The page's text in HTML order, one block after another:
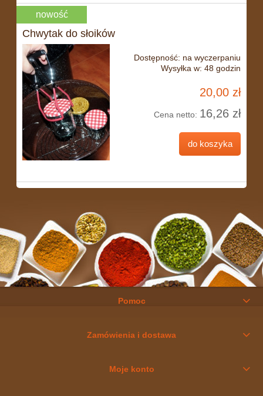
Chwytak do słoików
Dostępność: na wyczerpaniu
Wysyłka w: 48 godzin
20,00 zł
Cena netto: 16,26 zł
do koszyka
nowość
Pomoc
Zamówienia i dostawa
Moje konto